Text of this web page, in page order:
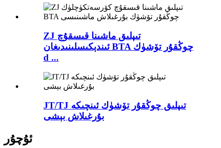
ZJ تىپلىق ماشىنا قىسقۇچ
ئىندېكىسلىنىدىغان BTA چوڭقۇر تۆشۈك
d ...
JT/TJ تىپلىق چوڭقۇر تۆشۈك ئىنچىكە
بۇرغىلاش بېشى
ئۇچۇر